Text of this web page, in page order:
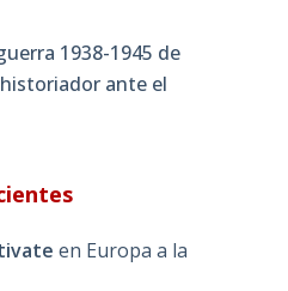
1938-1945 de
ante el
en Europa a la